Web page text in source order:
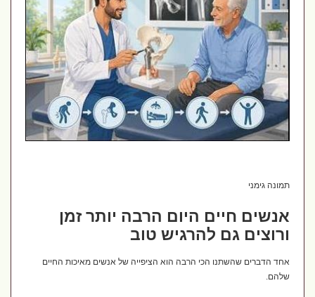
תמונה גימני
אנשים חיים היום הרבה יותר זמן
ורוצים גם להרגיש טוב
אחד הדברים שהשתנו הכי הרבה הוא הציפייה של אנשים מאיכות החיים
שלהם.